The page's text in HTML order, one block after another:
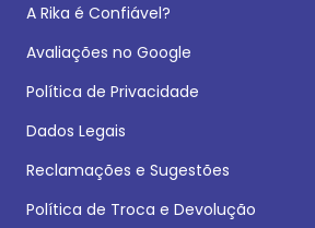
A Rika é Confiável?
Avaliações no Google
Política de Privacidade
Dados Legais
Reclamações e Sugestões
Política de Troca e Devolução